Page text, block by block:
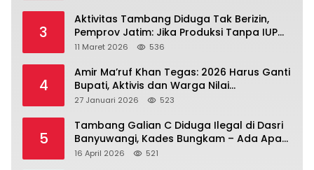
3
Aktivitas Tambang Diduga Tak Berizin,
Pemprov Jatim: Jika Produksi Tanpa IUP
Itu Pelanggaran Hukum
11 Maret 2026 536
4
Amir Ma’ruf Khan Tegas: 2026 Harus Ganti
Bupati, Aktivis dan Warga Nilai
Kepemimpinan Saat Ini Gagal Jawab
27 Januari 2026 523
5
Tambang Galian C Diduga Ilegal di Dasri
Banyuwangi, Kades Bungkam – Ada Apa
Ya?
16 April 2026 521